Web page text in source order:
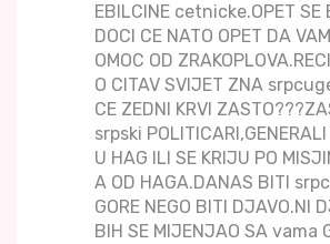
EBILCINE cetnicke.OPET SE
DOCI CE NATO OPET DA
OMOC OD
O CITAV SVIJET ZNA
CE ZEDNI KRVI
srpski
U HAG ILI SE KRIJU PO
A OD HAGA.DANAS BITI
GORE NEGO BITI DJAVO.NI
BIH SE MIJENJAO SA vama